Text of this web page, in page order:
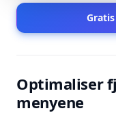
Optimaliser
menyene